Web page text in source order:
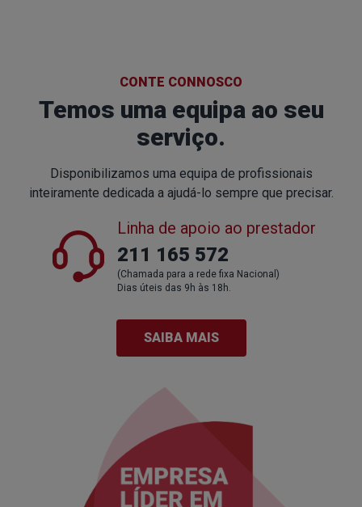
CONTE CONNOSCO
Temos uma equipa ao seu
serviço.
Disponibilizamos uma equipa de profissionais
inteiramente dedicada a ajudá-lo sempre que precisar.
Linha de apoio ao prestador
211 165 572
(Chamada para a rede fixa Nacional)
Dias úteis das 9h às 18h.
SAIBA MAIS